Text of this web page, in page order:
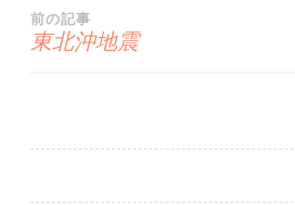
投
ナ
前の記事
東北沖地震